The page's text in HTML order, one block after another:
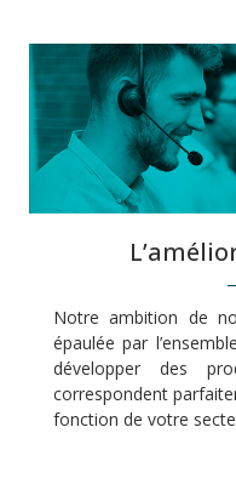
Notre ambition de
épaulée par
développer des
correspondent
fonction de votre